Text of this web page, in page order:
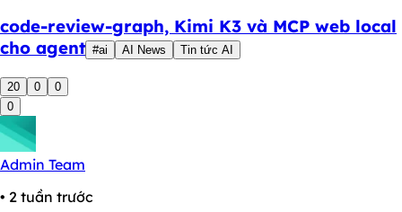
code-review-graph, Kimi K3 và MCP web local
cho agent #ai AI News Tin tức AI
20 0
0
0
Admin Team
• 2 tuần trước